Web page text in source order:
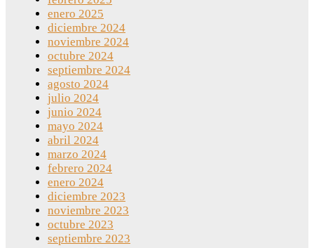
enero 2025
diciembre 2024
noviembre 2024
octubre 2024
septiembre 2024
agosto 2024
julio 2024
junio 2024
mayo 2024
abril 2024
marzo 2024
febrero 2024
enero 2024
diciembre 2023
noviembre 2023
octubre 2023
septiembre 2023